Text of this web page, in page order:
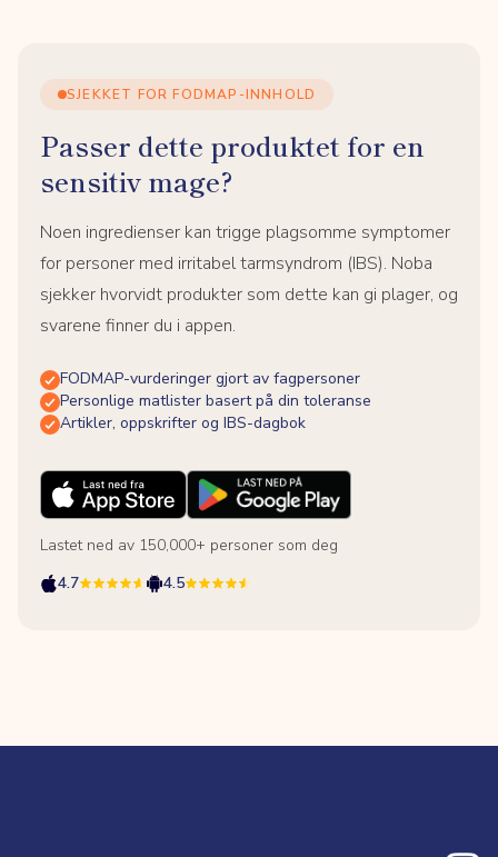
SJEKKET FOR FODMAP-INNHOLD
Passer dette produktet for en
sensitiv mage?
Noen ingredienser kan trigge plagsomme symptomer
for personer med irritabel tarmsyndrom (IBS). Noba
sjekker hvorvidt produkter som dette kan gi plager, og
svarene finner du i appen.
FODMAP-vurderinger gjort av fagpersoner
Personlige matlister basert på din toleranse
Artikler, oppskrifter og IBS-dagbok
Lastet ned av 150,000+ personer som deg
4.7
4.5